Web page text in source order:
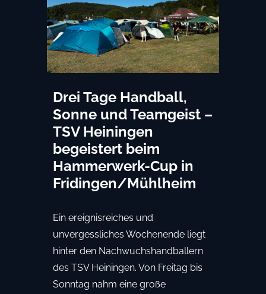
Drei Tage Handball,
Sonne und Teamgeist –
TSV Heiningen
begeistert beim
Hammerwerk-Cup in
Fridingen/Mühlheim
Ein ereignisreiches und
unvergessliches Wochenende liegt
hinter den Nachwuchshandballern
des TSV Heiningen. Von Freitag bis
Sonntag nahm eine große